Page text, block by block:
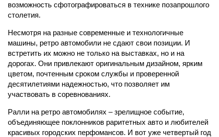
возможность сфотографироваться в технике позапрошлого
столетия.
Несмотря на разные современные и технологичные
машины, ретро автомобили не сдают свои позиции. И
встретить их можно не только на выставках, но и на
дорогах. Они привлекают оригинальным дизайном, ярким
цветом, почтенным сроком службы и проверенной
десятилетиями надежностью, что позволяет им
участвовать в соревнованиях.
Ралли на ретро автомобилях – зрелищное событие,
объединяющее поклонников раритетных авто и любителей
красивых городских перфомансов. И вот уже четвертый год